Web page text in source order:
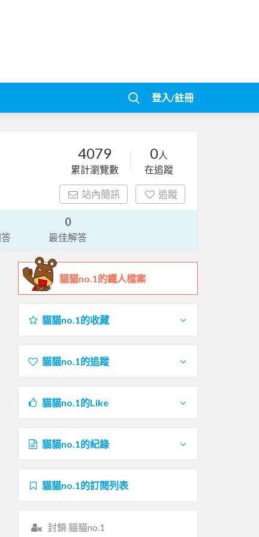
登入/註冊
4079
累計瀏覽數
0人
在追蹤
站內簡訊 追蹤
0
最佳解答
貓貓no.1的鐵人檔案
貓貓no.1的收藏
貓貓no.1的追蹤
貓貓no.1的Like
貓貓no.1的紀錄
貓貓no.1的訂閱列表
封鎖 貓貓no.1